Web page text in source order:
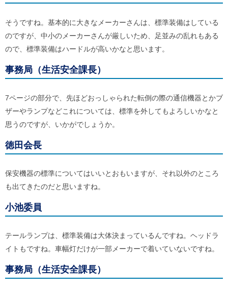
そうですね。基本的に大きなメーカーさんは、標準装備はしている
のですが、中小のメーカーさんが厳しいため、足並みの乱れもある
ので、標準装備はハードルが高いかなと思います。
事務局（生活安全課長）
7ページの部分で、先ほどおっしゃられた転倒の際の通信機器とかブ
ザーやランプなどこれについては、標準を外してもよろしいかなと
思うのですが、いかがでしょうか。
徳田会長
保安機器の標準についてはいいとおもいますが、それ以外のところ
も出てきたのだと思いますね。
小池委員
テールランプは、標準装備は大体決まっているんですね。ヘッドラ
イトもですね。車幅灯だけが一部メーカーで着いていないですね。
事務局（生活安全課長）